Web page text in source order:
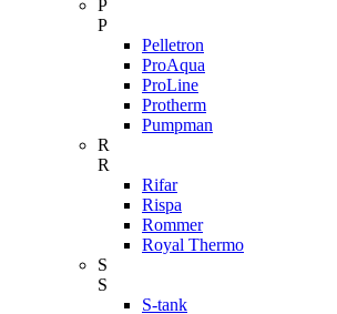
P
P
Pelletron
ProAqua
ProLine
Protherm
Pumpman
R
R
Rifar
Rispa
Rommer
Royal Thermo
S
S
S-tank